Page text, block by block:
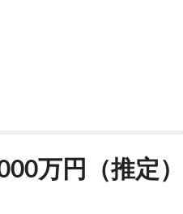
万円（推定）